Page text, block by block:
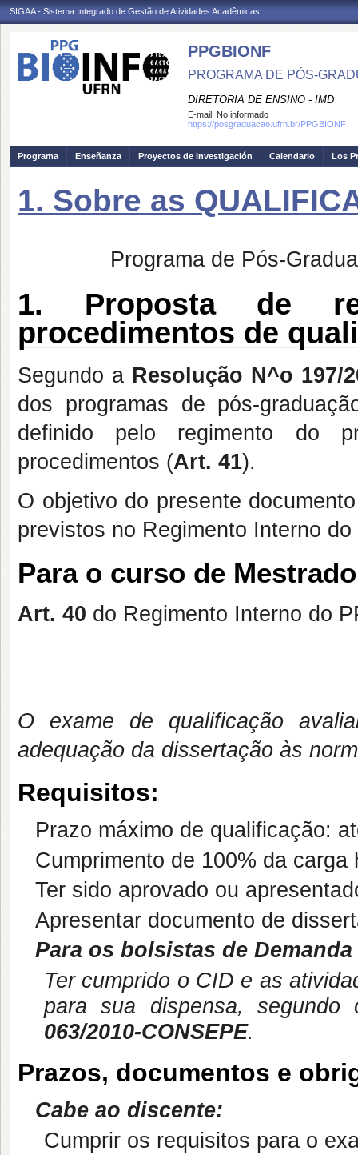
SIGAA - Sistema Integrado de Gestão de Atividades Acadêmicas
PPGBIONF
PROGRAMA DE PÓS-
DIRETORIA DE ENSINO - IMD
E-mail: No informado
https://posgraduacao.ufrn.br/PPGBIONF
Programa Enseñanza Proyectos de Investigación Calendario Los
1. Sobre as
Programa de Pós-
1. Proposta de
procedimentos de
Segundo a Resolução N^o 197/
dos programas de pós-
definido pelo regimento do
procedimentos (Art. 41).
O objetivo do presente
previstos no Regimento Interno
Para o curso de
Art. 40 do Regimento Interno do
O exame de qualificação
adequação da dissertação às
Requisitos:
Prazo máximo de qualificação:
Cumprimento de 100% da
Ter sido aprovado ou
Apresentar documento de
Para os bolsistas de
Ter cumprido o CID e as
para sua dispensa,
063/2010-CONSEPE.
Prazos, documentos e
Cabe ao discente:
Cumprir os requisitos para o